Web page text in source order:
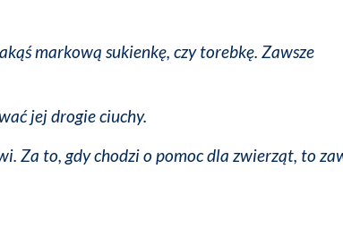
markową sukienkę, czy torebkę. Zawsze
jej drogie ciuchy.
Za to, gdy chodzi o pomoc dla zwierząt, to